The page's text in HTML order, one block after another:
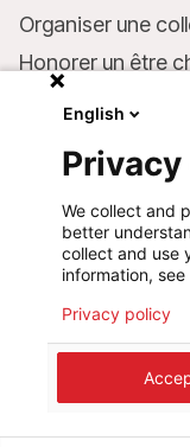
Organiser une
Honorer un être
Faire un don
Coordonnées
LU75 1111 0000
Comportement
Médecins
English
We collect and
better
collect and use
information,
Privacy policy